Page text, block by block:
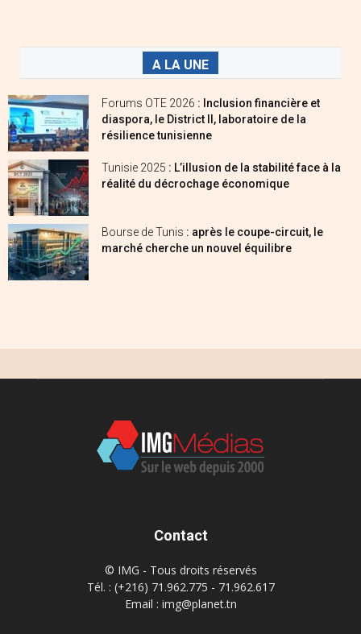
A LA UNE
Forums OTE 2026 : Inclusion financière et
diaspora, le District II, laboratoire de la
résilience tunisienne
Tunisie 2025 : L’illusion de la stabilité face à la
réalité du décrochage économique
Bourse de Tunis : après le coupe-circuit, le
marché cherche un nouvel équilibre
Contact
© IMG - Tous droits réservés
Tél. : (+216) 71.962.775 - 71.962.617
Email : img@planet.tn